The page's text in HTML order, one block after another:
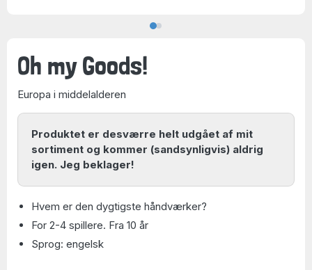
Oh my Goods!
Europa i middelalderen
Produktet er desværre helt udgået af mit
sortiment og kommer (sandsynligvis) aldrig
igen. Jeg beklager!
Hvem er den dygtigste håndværker?
For 2-4 spillere. Fra 10 år
Sprog: engelsk